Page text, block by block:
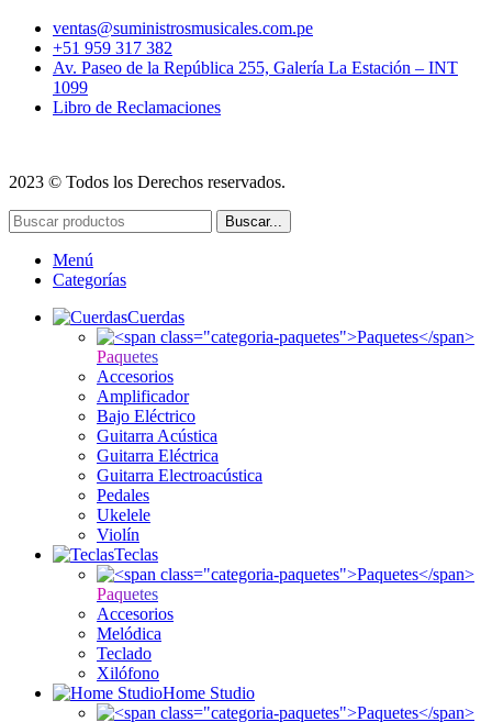
ventas@suministrosmusicales.com.pe
+51 959 317 382
Av. Paseo de la República 255, Galería La Estación – INT
1099
Libro de Reclamaciones
2023 © Todos los Derechos reservados.
Buscar...
Menú
Categorías
Cuerdas
Paquetes
Accesorios
Amplificador
Bajo Eléctrico
Guitarra Acústica
Guitarra Eléctrica
Guitarra Electroacústica
Pedales
Ukelele
Violín
Teclas
Paquetes
Accesorios
Melódica
Teclado
Xilófono
Home Studio